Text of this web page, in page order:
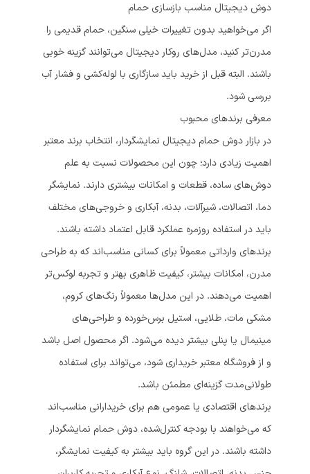
دوش دیجیتال مناسب بازسازی حمام
اگر می‌خواهید بدون تغییرات خیلی سنگین، حمام قدیمی را
مدرن‌تر کنید، مدل‌های روکار دیجیتال می‌توانند گزینه خوبی
باشند. البته قبل از خرید باید سازگاری با لوله‌کشی و فشار آب
بررسی شود.
معرفی برندهای محبوب
در بازار دوش حمام دیجیتال نمایشگردار، انتخاب برند معتبر
اهمیت زیادی دارد؛ چون این محصولات نسبت به علم
دوش‌های ساده، قطعات و امکانات بیشتری دارند. نمایشگر
دما، اتصالات، شیرآلات، بدنه، آبکاری و خروجی‌های مختلف
باید در استفاده روزمره عملکرد قابل اعتماد داشته باشند.
برندهای وارداتی معمولاً برای کسانی مناسب‌اند که به طراحی
مدرن، امکانات بیشتر، کیفیت ظاهری بهتر و تجربه لوکس‌تر
اهمیت می‌دهند. در این مدل‌ها معمولاً رنگ‌های کروم،
مشکی مات، طلایی، استیل برس‌خورده و طراحی‌های
مینیمال یا پنلی بیشتر دیده می‌شود. اگر محصول اصل باشد
و از فروشگاه معتبر خریداری شود، می‌تواند برای استفاده
طولانی‌مدت گزینه‌ای مطمئن باشد.
برندهای اقتصادی یا عمومی هم برای خریدارانی مناسب‌اند
که می‌خواهند با بودجه کنترل‌شده، دوش حمام نمایشگردار
داشته باشند. در این گروه باید بیشتر به کیفیت نمایشگر،